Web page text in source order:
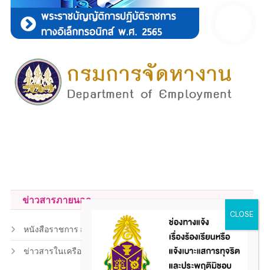
ข่าวสารภายนอก
หนังสือราชการ สถ.
ข่าวสารในเครือข่าย